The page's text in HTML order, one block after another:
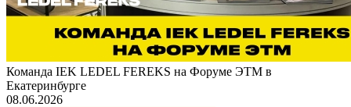
Команда IEK LEDEL FEREKS на Форуме ЭТМ в
Екатеринбурге
08.06.2026